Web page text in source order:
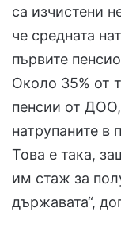
са изчистени
че средната
първите
Около 35% от
пенсии от
натрупаните в
Това е така,
им стаж за
държавата“,